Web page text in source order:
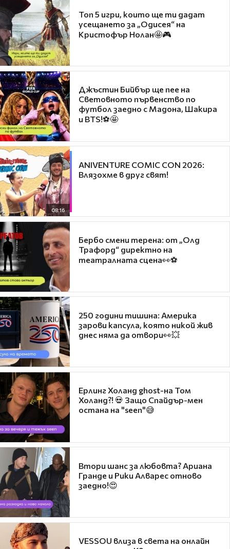
Топ 5 игри, които ще ти дадат
усещането за „Одисея“ на
Кристофър Нолан🤩🎮
Джъстин Бийбър ще пее на
Световното първенство по
футбол заедно с Мадона, Шакира
и BTS!⚽🤩
08:16
ANIVENTURE COMIC CON 2026:
Влязохме в друг свят!
Бербо смени терена: от „Олд
Трафорд“ директно на
театралната сцена👀⚽
250 години тишина: Америка
зарови капсула, която никой жив
днес няма да отвори👀💥
Ерлинг Холанд ghost-на Том
Холанд?! 💀 Защо Спайдър-мен
остана на "seen"😅
Втори шанс за любовта? Ариана
Гранде и Рики Алварес отново
заедно!😍
VESSOU влиза в света на онлайн